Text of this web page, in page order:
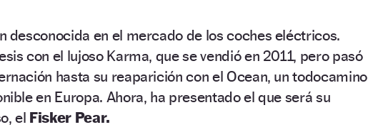
desconocida en el mercado de los coches eléctricos.
con el lujoso Karma, que se vendió en 2011, pero pasó
hasta su reaparición con el Ocean, un todocamino
en Europa. Ahora, ha presentado el que será su
el Fisker Pear.